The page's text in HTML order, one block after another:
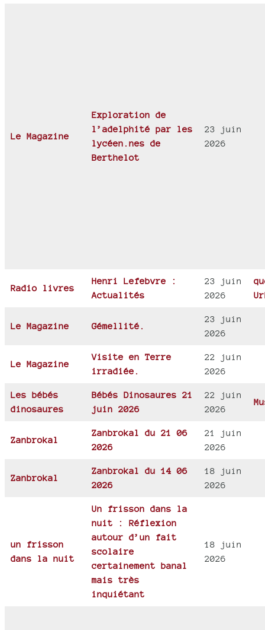
Le Magazine
Exploration de
l’adelphité par les
lycéen.nes de
Berthelot
23 juin
2026
Radio livres
Henri Lefebvre :
Actualités
23 juin
2026
Le Magazine Gémellité.
23 juin
2026
Le Magazine
Visite en Terre
irradiée.
22 juin
2026
Les bébés
dinosaures
Bébés Dinosaures 21
juin 2026
22 juin
2026
Zanbrokal
Zanbrokal du 21 06
2026
21 juin
2026
Zanbrokal
Zanbrokal du 14 06
2026
18 juin
2026
un frisson
dans la nuit
Un frisson dans la
nuit : Réflexion
autour d’un fait
scolaire
certainement banal
mais très
inquiétant
18 juin
2026